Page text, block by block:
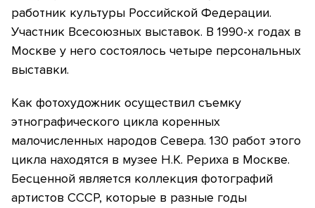
работник культуры Российской Федерации.
Участник Всесоюзных выставок. В 1990-х годах в
Москве у него состоялось четыре персональных
выставки.
Как фотохудожник осуществил съемку
этнографического цикла коренных
малочисленных народов Севера. 130 работ этого
цикла находятся в музее Н.К. Рериха в Москве.
Бесценной является коллекция фотографий
артистов СССР, которые в разные годы